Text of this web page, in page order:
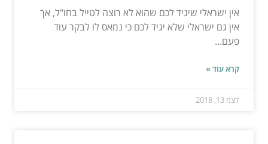
אין ישראלי שיגיד לכם שהוא לא רוצה לטייל בחו"ל, אך
אין גם ישראלי שלא יגיד לכם כי נמאס לו לבקר עוד
פעם...
קרא עוד »
דצמ 13, 2018